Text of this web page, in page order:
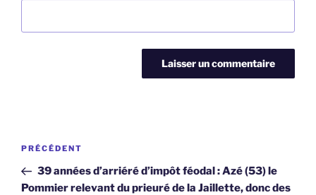
Navigation
l’article
Article
précédent
PRÉCÉDENT
39 années d’arriéré d’impôt féodal : Azé (53) le
Pommier relevant du prieuré de la Jaillette, donc des